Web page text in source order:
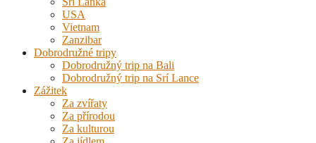
USA
Vietnam
Zanzibar
Dobrodružné tripy
Dobrodružný trip na Bali
Dobrodružný trip na Srí Lance
Zážitek
Za zvířaty
Za přírodou
Za kulturou